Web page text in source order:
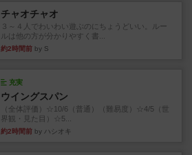
チャオチャオ
３～４人でわいわい遊ぶのにちょうどいい。ルー
ルは他の方が分かりやすく書...
約2時間前 by S
充実
ウイングスパン
（全体評価）☆10/6（普通）（難易度）☆4/5（世
界観・見た目）☆5...
約2時間前 by ハシオキ